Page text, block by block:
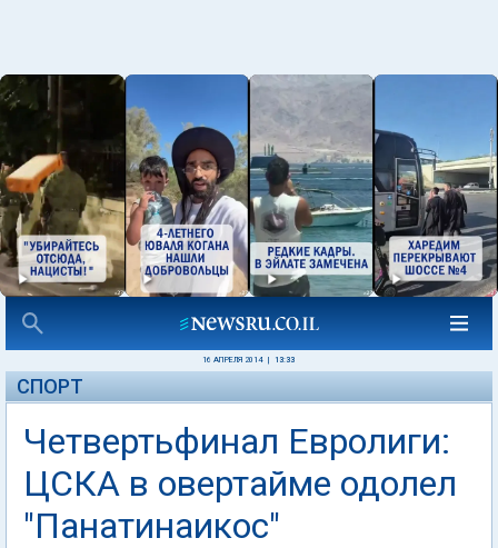
16 АПРЕЛЯ 2014 13:33
СПОРТ
Четвертьфинал Евролиги:
ЦСКА в овертайме одолел
"Панатинаикос"